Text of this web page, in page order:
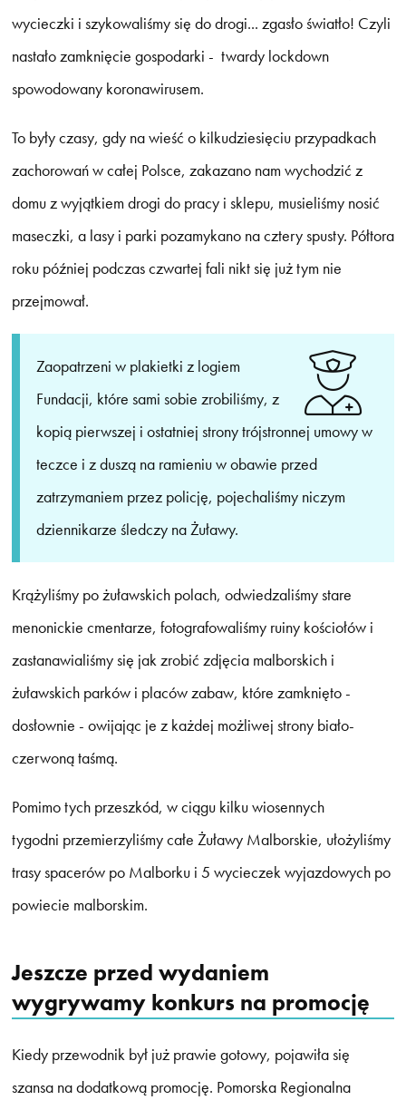
wycieczki i szykowaliśmy się do drogi... zgasło światło! Czyli
nastało zamknięcie gospodarki - twardy lockdown
spowodowany koronawirusem.
To były czasy, gdy na wieść o kilkudziesięciu przypadkach
zachorowań w całej Polsce, zakazano nam wychodzić z
domu z wyjątkiem drogi do pracy i sklepu, musieliśmy nosić
maseczki, a lasy i parki pozamykano na cztery spusty. Półtora
roku później podczas czwartej fali nikt się już tym nie
przejmował.
Zaopatrzeni w plakietki z logiem
Fundacji, które sami sobie zrobiliśmy, z
kopią pierwszej i ostatniej strony trójstronnej umowy w
teczce i z duszą na ramieniu w obawie przed
zatrzymaniem przez policję, pojechaliśmy niczym
dziennikarze śledczy na Żuławy.
Krążyliśmy po żuławskich polach, odwiedzaliśmy stare
menonickie cmentarze, fotografowaliśmy ruiny kościołów i
zastanawialiśmy się jak zrobić zdjęcia malborskich i
żuławskich parków i placów zabaw, które zamknięto -
dosłownie - owijając je z każdej możliwej strony biało-
czerwoną taśmą.
Pomimo tych przeszkód, w ciągu kilku wiosennych
tygodni przemierzyliśmy całe Żuławy Malborskie, ułożyliśmy
trasy spacerów po Malborku i 5 wycieczek wyjazdowych po
powiecie malborskim.
Jeszcze przed wydaniem
wygrywamy konkurs na promocję
Kiedy przewodnik był już prawie gotowy, pojawiła się
szansa na dodatkową promocję. Pomorska Regionalna